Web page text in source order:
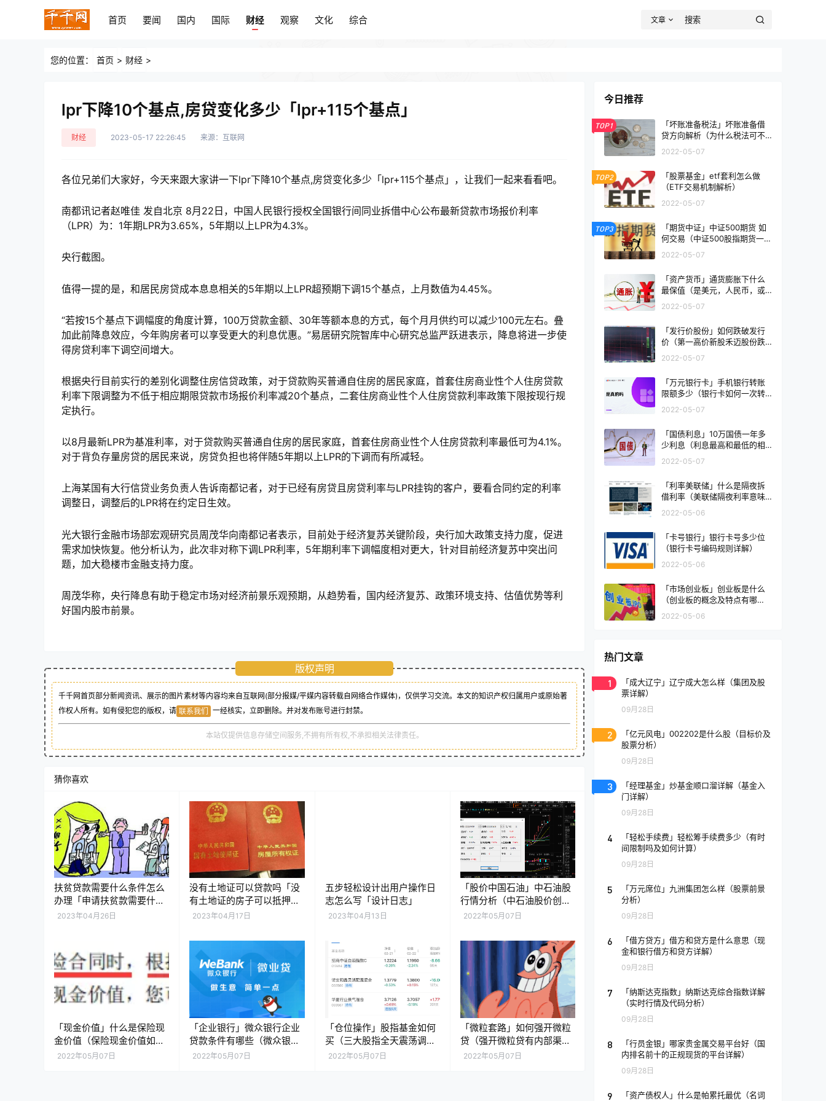
首页 要闻 国内 国际 财经 观察 文化 综合 文章
财经
您的位置： 首页 > 财经 >
lpr下降10个基点,房贷变化多少「lpr+115个基点」
财经 2023-05-17 22:26:45 来源：互联网
各位兄弟们大家好，今天来跟大家讲一下lpr下降10个基点,房贷变化多少「lpr+115个基点」，让我们一起来看看吧。
南都讯记者赵唯佳 发自北京 8月22日，中国人民银行授权全国银行间同业拆借中心公布最新贷款市场报价利率
（LPR）为：1年期LPR为3.65%，5年期以上LPR为4.3%。
央行截图。
值得一提的是，和居民房贷成本息息相关的5年期以上LPR超预期下调15个基点，上月数值为4.45%。
“若按15个基点下调幅度的角度计算，100万贷款金额、30年等额本息的方式，每个月月供约可以减少100元左右。叠
加此前降息效应，今年购房者可以享受更大的利息优惠。”易居研究院智库中心研究总监严跃进表示，降息将进一步使
得房贷利率下调空间增大。
根据央行目前实行的差别化调整住房信贷政策，对于贷款购买普通自住房的居民家庭，首套住房商业性个人住房贷款
利率下限调整为不低于相应期限贷款市场报价利率减20个基点，二套住房商业性个人住房贷款利率政策下限按现行规
定执行。
以8月最新LPR为基准利率，对于贷款购买普通自住房的居民家庭，首套住房商业性个人住房贷款利率最低可为4.1%。
对于背负存量房贷的居民来说，房贷负担也将伴随5年期以上LPR的下调而有所减轻。
上海某国有大行信贷业务负责人告诉南都记者，对于已经有房贷且房贷利率与LPR挂钩的客户，要看合同约定的利率
调整日，调整后的LPR将在约定日生效。
光大银行金融市场部宏观研究员周茂华向南都记者表示，目前处于经济复苏关键阶段，央行加大政策支持力度，促进
需求加快恢复。他分析认为，此次非对称下调LPR利率，5年期利率下调幅度相对更大，针对目前经济复苏中突出问
题，加大稳楼市金融支持力度。
周茂华称，央行降息有助于稳定市场对经济前景乐观预期，从趋势看，国内经济复苏、政策环境支持、估值优势等利
好国内股市前景。
版权声明
千千网首页部分新闻资讯、展示的图片素材等内容均来自互联网(部分报媒/平媒内容转载自网络合作媒体)，仅供学习交流。本文的知识产权归属用户或原始著
作权人所有。如有侵犯您的版权，请 联系我们 一经核实，立即删除。并对发布账号进行封禁。
本站仅提供信息存储空间服务,不拥有所有权,不承担相关法律责任。
猜你喜欢
扶贫贷款需要什么条件怎么
办理「申请扶贫款需要什么
条件」
2023年04月26日
没有土地证可以贷款吗「没
有土地证的房子可以抵押贷
款吗」
2023年04月17日
五步轻松设计出用户操作日
志怎么写「设计日志」
2023年04月13日
「股价中国石油」中石油股
行情分析（中石油股价创年
内新高意味什么）
2022年05月07日
「现金价值」什么是保险现
金价值（保险现金价值如何
计算）
2022年05月07日
「企业银行」微众银行企业
贷款条件有哪些（微众银行
企业贷款的7个流程）
2022年05月07日
「仓位操作」股指基金如何
买（三大股指全天震荡调整
解析）
2022年05月07日
「微粒套路」如何强开微粒
贷（强开微粒贷有内部渠道
吗）
2022年05月07日
今日推荐
TOP1
「坏账准备税法」坏账准备借
贷方向解析（为什么税法可不
2022-05-07
TOP2
「股票基金」etf套利怎么做
（ETF交易机制解析）
2022-05-07
TOP3
「期货中证」中证500期货 如
何交易（中证500股指期货一手
2022-05-07
「资产货币」通货膨胀下什么
最保值（是美元，人民币，或
2022-05-07
「发行价股份」如何跌破发行
价（第一高价新股禾迈股份跌
2022-05-07
「万元银行卡」手机银行转账
限额多少（银行卡如何一次转
2022-05-07
「国债利息」10万国债一年多
少利息（利息最高和最低的相
2022-05-07
「利率美联储」什么是隔夜拆
借利率（美联储隔夜利率意味
2022-05-06
「卡号银行」银行卡号多少位
（银行卡号编码规则详解）
2022-05-06
「市场创业板」创业板是什么
（创业板的概念及特点有哪
2022-05-06
热门文章
1
「成大辽宁」辽宁成大怎么样（集团及股
票详解）
09月28日
2
「亿元风电」002202是什么股（目标价及
股票分析）
09月28日
3
「经理基金」炒基金顺口溜详解（基金入
门详解）
09月28日
4
「轻松手续费」轻松筹手续费多少（有时
间限制吗及如何计算）
09月28日
5
「万元席位」九洲集团怎么样（股票前景
分析）
09月28日
6
「借方贷方」借方和贷方是什么意思（现
金和银行借方和贷方详解）
09月28日
7
「纳斯达克指数」纳斯达克综合指数详解
（实时行情及代码分析）
09月28日
8
「行员金银」哪家贵金属交易平台好（国
内排名前十的正规现货的平台详解）
09月28日
9 「资产债权人」什么是帕累托最优（名词